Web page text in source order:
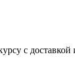
с доставкой